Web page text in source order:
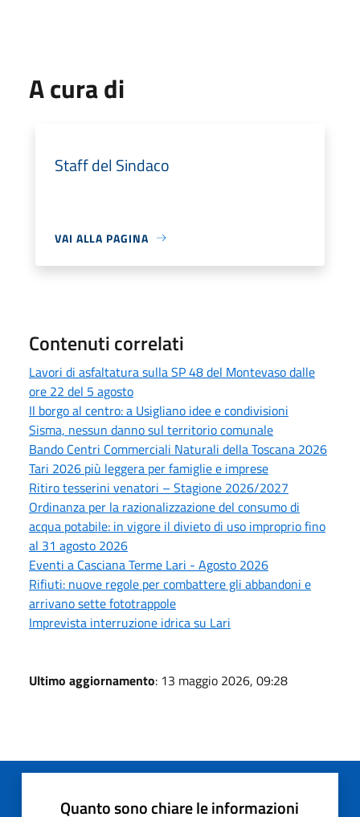
A cura di
Staff del Sindaco
VAI ALLA PAGINA
Contenuti correlati
Lavori di asfaltatura sulla SP 48 del Montevaso dalle
ore 22 del 5 agosto
Il borgo al centro: a Usigliano idee e condivisioni
Sisma, nessun danno sul territorio comunale
Bando Centri Commerciali Naturali della Toscana 2026
Tari 2026 più leggera per famiglie e imprese
Ritiro tesserini venatori – Stagione 2026/2027
Ordinanza per la razionalizzazione del consumo di
acqua potabile: in vigore il divieto di uso improprio fino
al 31 agosto 2026
Eventi a Casciana Terme Lari - Agosto 2026
Rifiuti: nuove regole per combattere gli abbandoni e
arrivano sette fototrappole
Imprevista interruzione idrica su Lari
Ultimo aggiornamento: 13 maggio 2026, 09:28
Quanto sono chiare le informazioni